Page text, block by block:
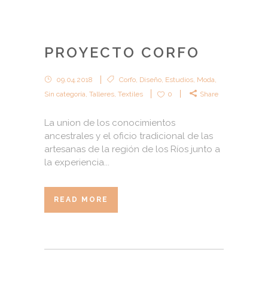
PROYECTO CORFO
09.04.2018 Corfo, Diseño, Estudios, Moda,
Sin categoría, Talleres, Textiles 0 Share
La union de los conocimientos
ancestrales y el oficio tradicional de las
artesanas de la región de los Ríos junto a
la experiencia...
READ MORE